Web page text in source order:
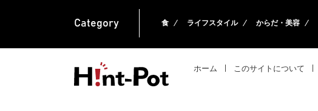
Category 食 ライフスタイル からだ・美容
ホーム このサイトについて